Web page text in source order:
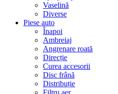
Vaselină
Diverse
Piese auto
Înapoi
Ambreiaj
Angrenare roată
Direcție
Curea accesorii
Disc frână
Distribuție